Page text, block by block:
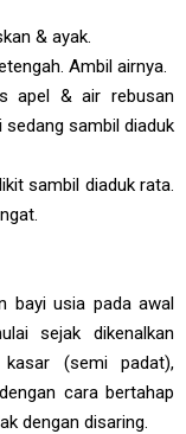
& ayak.
Ambil airnya.
apel & air rebusan
sambil diaduk
sambil diaduk rata.
bayi usia pada awal
sejak dikenalkan
(semi padat),
cara bertahap
dengan disaring.